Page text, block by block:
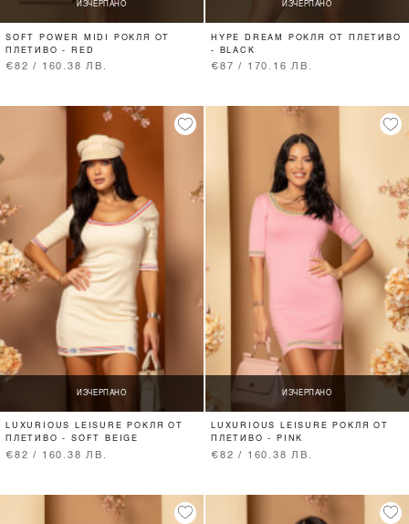
ИЗЧЕРПАНО
SOFT POWER MIDI РОКЛЯ ОТ
ПЛЕТИВО - RED
€82 / 160.38 ЛВ.
ИЗЧЕРПАНО
HYPE DREAM РОКЛЯ ОТ ПЛЕТИВО
- BLACK
€87 / 170.16 ЛВ.
ИЗЧЕРПАНО
LUXURIOUS LEISURE РОКЛЯ ОТ
ПЛЕТИВО - SOFT BEIGE
€82 / 160.38 ЛВ.
ИЗЧЕРПАНО
LUXURIOUS LEISURE РОКЛЯ ОТ
ПЛЕТИВО - PINK
€82 / 160.38 ЛВ.